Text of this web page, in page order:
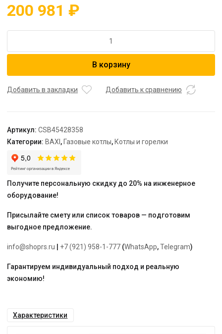
200 981 ₽
BAXI
Comfort
В корзину
Добавить в закладки Добавить к сравнению
Артикул: CSB45428358
Категории: BAXI , Газовые котлы, Котлы и горелки
Получите персональную скидку до 20% на инженерное
оборудование!
Присылайте смету или список товаров — подготовим
выгодное предложение.
info@shoprs.ru +7 (921) 958-1-777 (WhatsApp,Telegram)
Гарантируем индивидуальный подход и реальную
экономию!
Характеристики